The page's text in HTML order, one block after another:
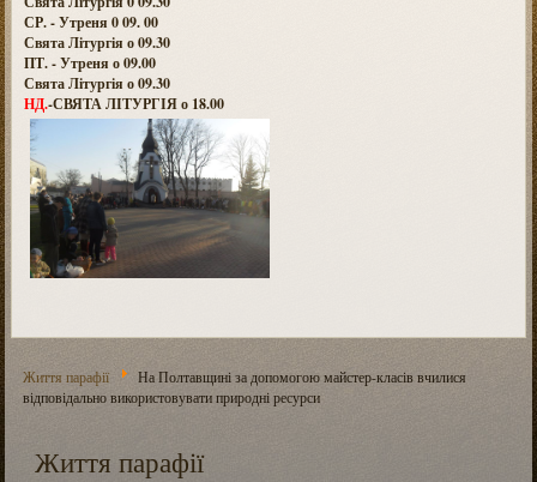
СР. - Утреня 0 09. 00
Свята Літургія о 09.30
ПТ. - Утреня о 09.00
Свята Літургія о 09.30
НД.-СВЯТА ЛІТУРГІЯ о 18.00
Життя парафії
На Полтавщині за допомогою майстер-класів вчилися
відповідально використовувати природні ресурси
Життя парафії